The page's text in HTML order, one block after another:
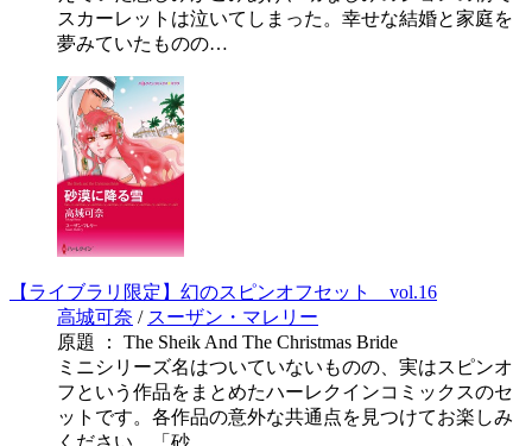
スカーレットは泣いてしまった。幸せな結婚と家庭を
夢みていたものの…
【ライブラリ限定】幻のスピンオフセット vol.16
高城可奈 / スーザン・マレリー
原題 ： The Sheik And The Christmas Bride
ミニシリーズ名はついていないものの、実はスピンオ
フという作品をまとめたハーレクインコミックスのセ
ットです。各作品の意外な共通点を見つけてお楽しみ